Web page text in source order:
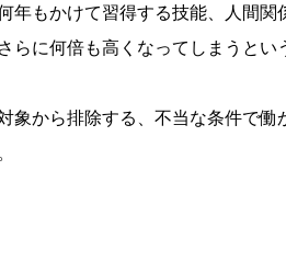
もかけて習得する技能、人間
に何倍も高くなってしまうとい
から排除する、不当な条件で